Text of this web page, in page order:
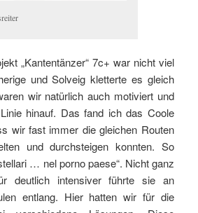
„Kantentänzer“ 7c+ war nicht viel
und Solveig kletterte es gleich
wir natürlich auch motiviert und
hinauf. Das fand ich das Coole
wir fast immer die gleichen Routen
und durchsteigen konnten. So
… nel porno paese“. Nicht ganz
deutlich intensiver führte sie an
entlang. Hier hatten wir für die